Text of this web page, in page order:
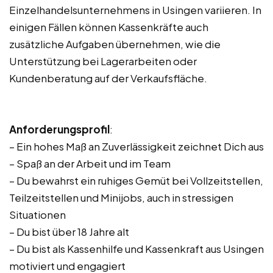
Einzelhandelsunternehmens in Usingen variieren. In
einigen Fällen können Kassenkräfte auch
zusätzliche Aufgaben übernehmen, wie die
Unterstützung bei Lagerarbeiten oder
Kundenberatung auf der Verkaufsfläche.
Anforderungsprofil:
– Ein hohes Maß an Zuverlässigkeit zeichnet Dich aus
– Spaß an der Arbeit und im Team
– Du bewahrst ein ruhiges Gemüt bei Vollzeitstellen,
Teilzeitstellen und Minijobs, auch in stressigen
Situationen
– Du bist über 18 Jahre alt
– Du bist als Kassenhilfe und Kassenkraft aus Usingen
motiviert und engagiert